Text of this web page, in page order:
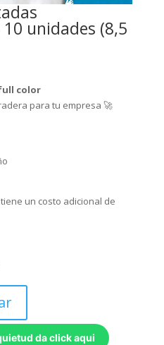
unidades (8,5
color
para tu empresa 🚀
un costo adicional de
da click aqui